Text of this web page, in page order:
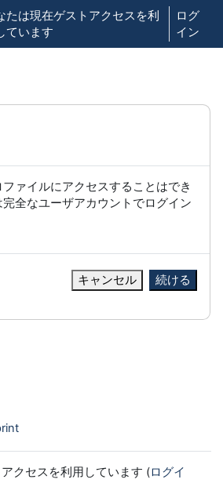
プする
たは現在ゲストアクセスを利
ています
ログ
イン
ァイルにアクセスすることはでき
全なユーザアカウントでログイン
キャンセル 続ける
クセスを利用しています (ログイ